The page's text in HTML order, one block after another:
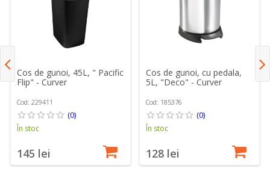
Cos de gunoi, 45L, " Pacific
Flip" - Curver
Cod: 229411
(0)
În stoc
145 lei
Cos de gunoi, cu pedala,
5L, "Deco" - Curver
Cod: 185376
(0)
În stoc
128 lei